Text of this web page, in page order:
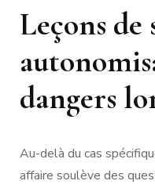
Leçons de
dangers
Au-delà du cas
affaire soulève des